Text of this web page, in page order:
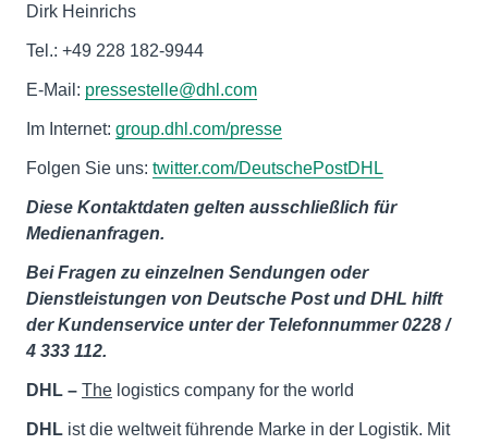
Dirk Heinrichs
Tel.: +49 228 182-9944
E-Mail: pressestelle@dhl.com
Im Internet: group.dhl.com/presse
Folgen Sie uns: twitter.com/DeutschePostDHL
Diese Kontaktdaten gelten ausschließlich für
Medienanfragen.
Bei Fragen zu einzelnen Sendungen oder
Dienstleistungen von Deutsche Post und DHL hilft
der Kundenservice unter der Telefonnummer 0228 /
4 333 112.
DHL – The logistics company for the world
DHL ist die weltweit führende Marke in der Logistik. Mit